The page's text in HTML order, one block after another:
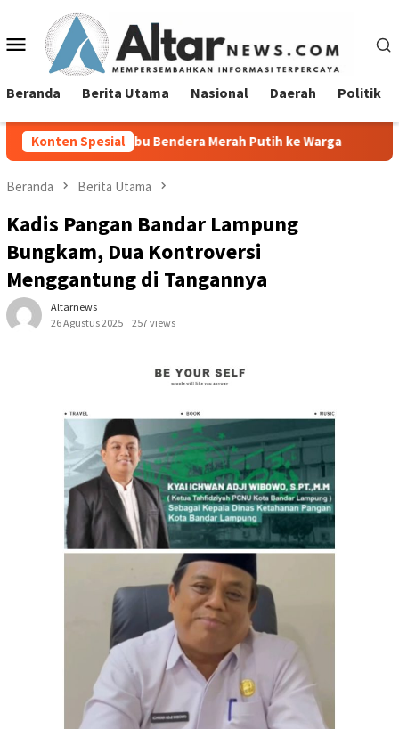
konten Menu
Mobile
Beranda Berita Utama Nasional Daerah Politik
Konten Spesial
Bendera Merah Putih ke Warga Lurah Tanjung Agung
Beranda Berita Utama
Kadis Pangan Bandar Lampung
Bungkam, Dua Kontroversi
Menggantung di Tangannya
Altarnews
26 Agustus 2025
257 views